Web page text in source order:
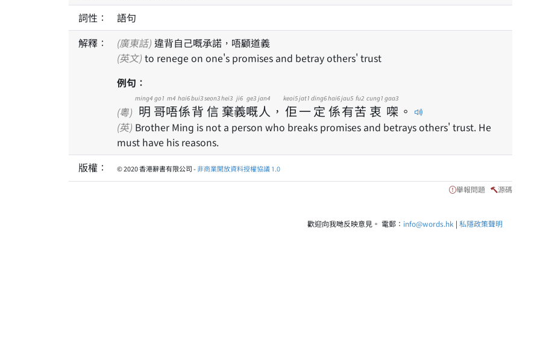
詞性：
語句
解釋：
(廣東話) 違背自己嘅承諾，唔顧道義
(英文) to renege on one's promises and betray others' trust
例句：
(粵) 明
ming4
哥
go1
唔
m4
係
hai6
背
bui3
信
seon3
棄
hei3
義
ji6
嘅
ge3
人
jan4
， 佢
keoi5
一
jat1
定
ding6
係
hai6
有
jau5
苦
fu2
衷
cung1
㗎
gaa3
。
(英) Brother Ming is not a person who breaks promises and betrays others' trust. He
must have his reasons.
版權：
© 2020 香港辭書有限公司 -非商業開放資料授權協議 1.0
舉報問題 源碼
歡迎向我哋反映意見。 電郵： info@words.hk | 私隱政策聲明